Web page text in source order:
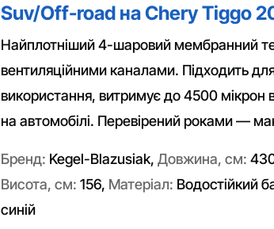
Suv/Off-road на Chery Tiggo
Найплотніший 4-шаровий мембранний
вентиляційними каналами. Підходить
використання, витримує до 4500 мікрон
на автомобілі. Перевірений роками —
Бренд: Kegel-Blazusiak, Довжина, см:
Висота, см: 156, Матеріал: Водостійкий
синій